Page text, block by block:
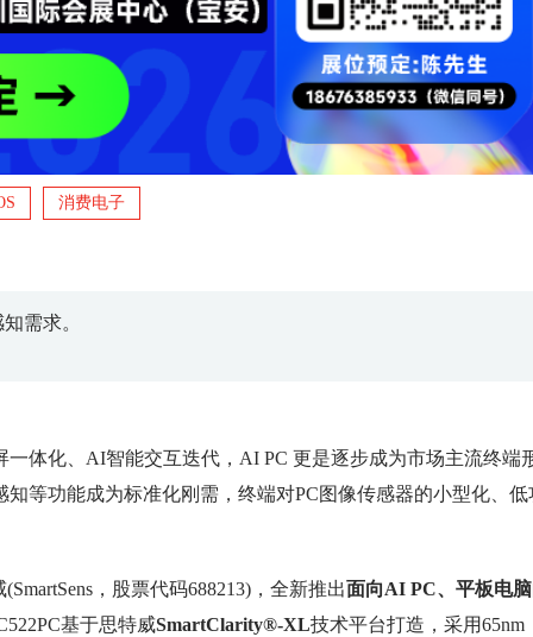
消费电子
需求。
体化、AI智能交互迭代，AI PC 更是逐步成为市场主流终端
等功能成为标准化刚需，终端对PC图像传感器的小型化、低
，股票代码688213)，全新推出面向AI PC、平板电
基于思特威SmartClarity®-XL技术平台打造，采用65nm